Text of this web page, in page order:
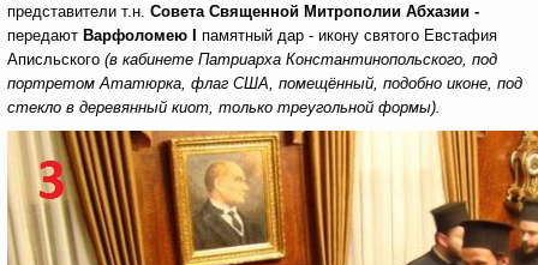
представители т.н. Совета Священной Митрополии Абхазии -
передают Варфоломею
памятный дар - икону святого Евстафия
Аписльского (в кабинете Патриарха Константинопольского, под
портретомАтатюрка, флаг США, помещённый, подобно иконе, под
стекло в деревянный киот, только треугольной формы).